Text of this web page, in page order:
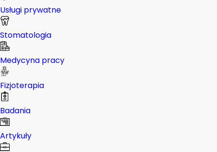
Usługi prywatne
Stomatologia
Medycyna pracy
Fizjoterapia
Badania
Artykuły